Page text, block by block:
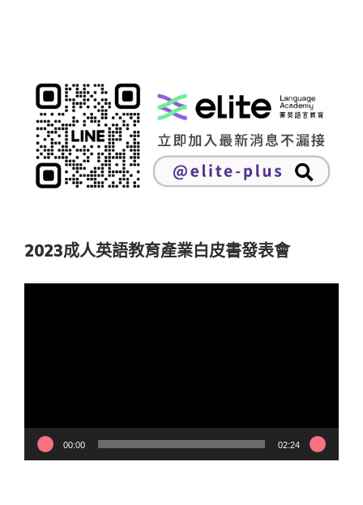
2023成人英語教育產業白皮書發表會
00:00 02:24